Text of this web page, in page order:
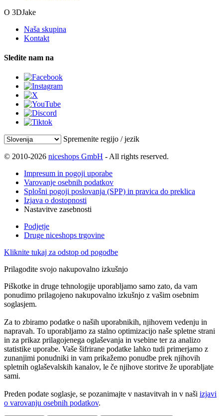
O 3DJake
Naša skupina
Kontakt
Sledite nam na
Spremenite regijo / jezik
© 2010-2026 niceshops GmbH - All rights reserved.
Impresum in pogoji uporabe
Varovanje osebnih podatkov
Splošni pogoji poslovanja (SPP) in pravica do preklica
Izjava o dostopnosti
Nastavitve zasebnosti
Podjetje
Druge niceshops trgovine
Kliknite tukaj za odstop od pogodbe
Prilagodite svojo nakupovalno izkušnjo
Piškotke in druge tehnologije uporabljamo samo zato, da vam
ponudimo prilagojeno nakupovalno izkušnjo z vašim osebnim
soglasjem.
Za to zbiramo podatke o naših uporabnikih, njihovem vedenju in
napravah. To uporabljamo za stalno optimizacijo naše spletne strani
in za prikaz prilagojenega oglaševanja in vsebine ter za analizo
statistike uporabe. Vaše šifrirane podatke lahko tudi primerjamo z
zunanjimi ponudniki in vam prikažemo ponudbe prek njihovih
spletnih oglaševalskih kanalov, le če njihove storitve že uporabljate
sami.
Preden podate soglasje, se pozanimajte v nastavitvah in v naši izjavi
o varovanju osebnih podatkov.